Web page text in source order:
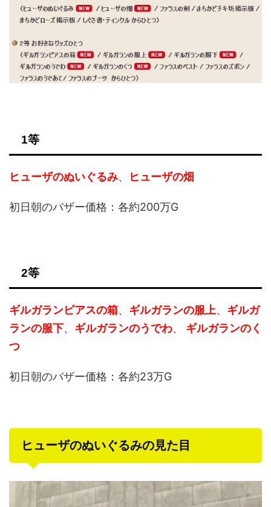
1等
ヒューザのぬいぐるみ、 ヒューザの畑
初日朝のバザー価格：各約200万G
2等
ギルガランピアスの箱、 ギルガランの服上、 ギルガ
ランの服下、 ギルガランのうでわ、
ギルガランのく
つ
初日朝のバザー価格：各約23万G
ヒューザのぬいぐるみの見た目